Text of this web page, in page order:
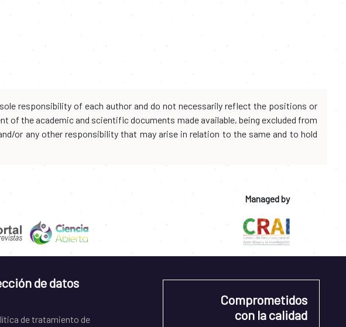
responsibility of each author and do not necessarily reflect the positions or
the academic and scientific documents made available, being excluded from
or any other responsibility that may arise in relation to the same and to hold
Managed by
de datos
de tratamiento de
Comprometidos
con la calidad